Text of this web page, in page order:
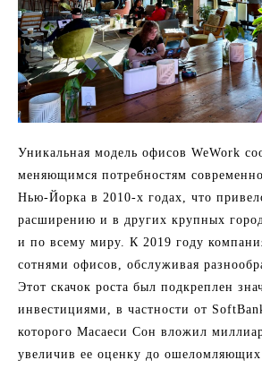
Уникальная модель офисов WeWork
меняющимся потребностям
Нью-Йорка в 2010-х годах, что
расширению и в других крупных
и по всему миру. К 2019 году
сотнями офисов, обслуживая
Этот скачок роста был подкреплен
инвестициями, в частности от
которого Масаеси Сон вложил
увеличив ее оценку до